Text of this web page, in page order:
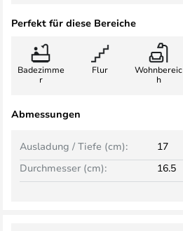
Perfekt für diese Bereiche
Badezimme
r
Flur
Wohnbereic
h
Abmessungen
Ausladung / Tiefe (cm):
17
Durchmesser (cm):
16.5